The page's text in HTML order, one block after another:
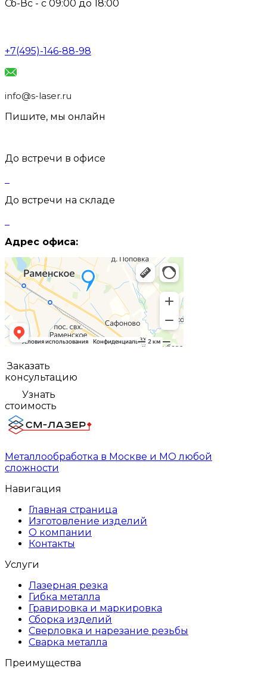
Сб-Вс - с 09:00 до 18:00
+7(495)-146-88-98
info@s-laser.ru
Пишите, мы онлайн
До встречи в офисе
До встречи на складе
Адрес офиса:
Заказать
консультацию
Узнать
стоимость
Металлообработка в Москве и МО любой
сложности
Навигация
Главная страница
Изготовление изделий
О компании
Контакты
Услуги
Лазерная резка
Гибка металла
Гравировка и маркировка
Сборка изделий
Сверловка и нарезание резьбы
Сварка металла
Преимущества